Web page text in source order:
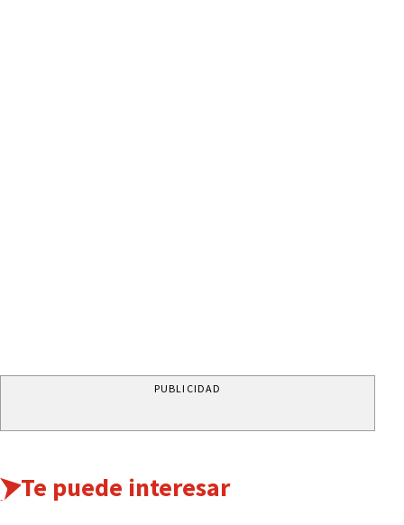
PUBLICIDAD
Te puede interesar